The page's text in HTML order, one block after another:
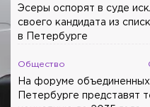
Эсеры оспорят в суде
своего кандидата из
в Петербурге
Общество
На форуме объединенных
Петербурге представят